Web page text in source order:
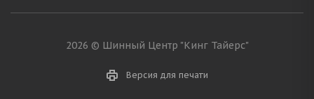
2026 © Шинный Центр "Кинг Тайерс"
Версия для печати